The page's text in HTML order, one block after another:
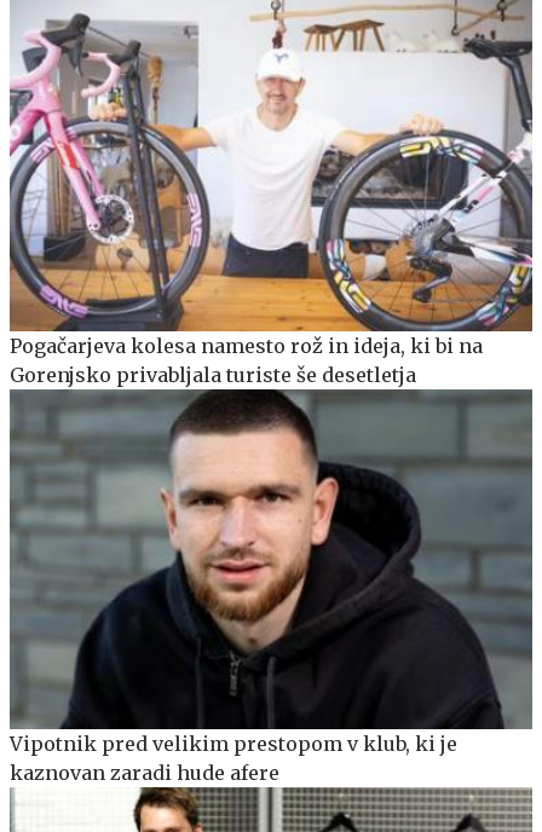
Pogačarjeva kolesa namesto rož in ideja, ki bi na
Gorenjsko privabljala turiste še desetletja
Vipotnik pred velikim prestopom v klub, ki je
kaznovan zaradi hude afere